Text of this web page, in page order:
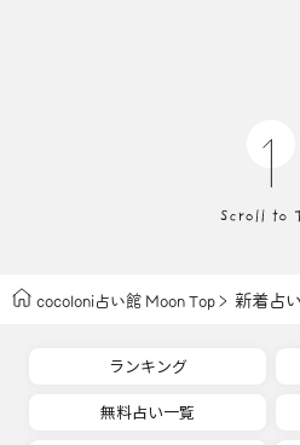
cocoloni占い館 Moon Top 新着占
ランキング
無料占い一覧